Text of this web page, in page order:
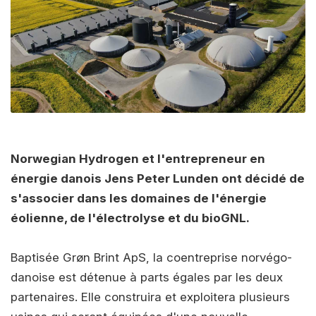
Norwegian Hydrogen et l'entrepreneur en
énergie danois Jens Peter Lunden ont décidé de
s'associer dans les domaines de l'énergie
éolienne, de l'électrolyse et du bioGNL.
Baptisée Grøn Brint ApS, la coentreprise norvégo-
danoise est détenue à parts égales par les deux
partenaires. Elle construira et exploitera plusieurs